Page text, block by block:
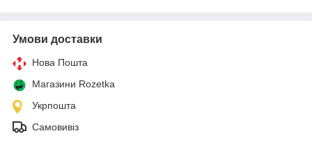
Умови доставки
Нова Пошта
Магазини Rozetka
Укрпошта
Самовивіз